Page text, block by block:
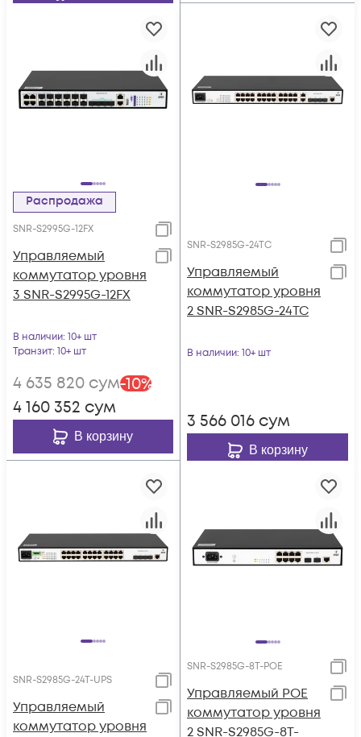
Распродажа
SNR-S2995G-12FX
Управляемый
коммутатор уровня
3 SNR-S2995G-12FX
В наличии: 10+ шт
Транзит: 10+ шт
4 635 820 сум-10%
4 160 352 сум
В корзину
SNR-S2985G-24TC
Управляемый
коммутатор уровня
2 SNR-S2985G-24TC
В наличии: 10+ шт
3 566 016 сум
В корзину
SNR-S2985G-24T-UPS
Управляемый
коммутатор уровня
SNR-S2985G-8T-POE
Управляемый POE
коммутатор уровня
2 SNR-S2985G-8T-